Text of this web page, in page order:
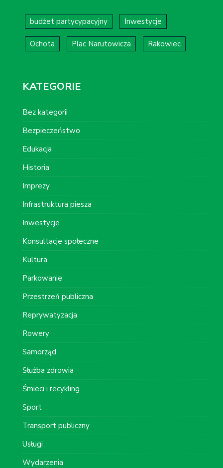
budżet partycypacyjny Inwestycje
Ochota Plac Narutowicza Rakowiec
KATEGORIE
Bez kategorii
Bezpieczeństwo
Edukacja
Historia
Imprezy
Infrastruktura piesza
Inwestycje
Konsultacje społeczne
Kultura
Parkowanie
Przestrzeń publiczna
Reprywatyzacja
Rowery
Samorząd
Służba zdrowia
Śmieci i recykling
Sport
Transport publiczny
Usługi
Wydarzenia